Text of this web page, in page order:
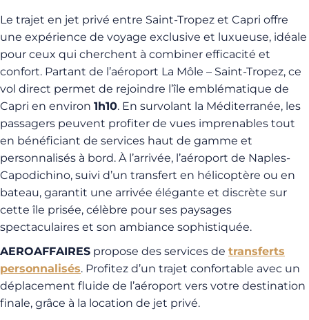
Le trajet en jet privé entre Saint-Tropez et Capri offre
une expérience de voyage exclusive et luxueuse, idéale
pour ceux qui cherchent à combiner efficacité et
confort. Partant de l’aéroport La Môle – Saint-Tropez, ce
vol direct permet de rejoindre l’île emblématique de
Capri en environ 1h10. En survolant la Méditerranée, les
passagers peuvent profiter de vues imprenables tout
en bénéficiant de services haut de gamme et
personnalisés à bord. À l’arrivée, l’aéroport de Naples-
Capodichino, suivi d’un transfert en hélicoptère ou en
bateau, garantit une arrivée élégante et discrète sur
cette île prisée, célèbre pour ses paysages
spectaculaires et son ambiance sophistiquée.
AEROAFFAIRES propose des services de transferts
personnalisés. Profitez d’un trajet confortable avec un
déplacement fluide de l’aéroport vers votre destination
finale, grâce à la location de jet privé.